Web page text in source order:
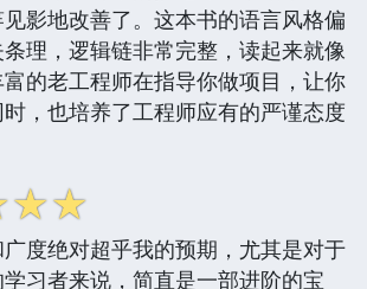
影地改善了。这本书的语言风格偏
理，逻辑链非常完整，读起来就像
的老工程师在指导你做项目，让你
，也培养了工程师应有的严谨态度
☆☆
度绝对超乎我的预期，尤其是对于
习者来说，简直是一部进阶的宝